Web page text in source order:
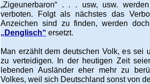
„Zigeunerbaron“ . . . usw, usw.
verboten. Folgt als nächstes das
Anzeichen sind zu finden, werden
„Denglisch“ ersetzt.
Man erzählt dem deutschen Volk, es sei
zu verteidigen. In der heutigen Zeit
lebenden Ausländer eher mehr zu
Volkes, weil sich Deutschland sonst von